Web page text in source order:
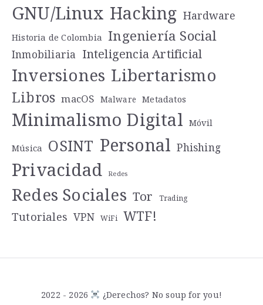
GNU/Linux Hacking Hardware
Historia de Colombia Ingeniería Social
Inmobiliaria Inteligencia Artificial
Inversiones Libertarismo
Libros macOS Malware Metadatos
Minimalismo Digital Móvil
Música OSINT Personal Phishing
Privacidad Redes
Redes Sociales Tor Trading
Tutoriales VPN WiFi WTF!
2022 - 2026 ¿Derechos? No soup for you!